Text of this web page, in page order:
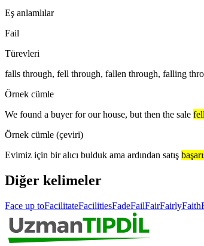
Eş anlamlılar
Fail
Türevleri
falls through, fell through, fallen through, falling
Örnek cümle
We found a buyer for our house, but then the sale
Örnek cümle (çeviri)
Evimiz için bir alıcı bulduk ama ardından satış
Diğer kelimeler
Face up toFacilitateFacilitiesFadeFailFairFairlyFaith